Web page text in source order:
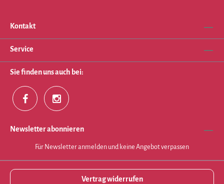
Kontakt
Service
Sie finden uns auch bei:
Newsletter abonnieren
Für Newsletter anmelden und keine Angebot verpassen
Vertrag widerrufen